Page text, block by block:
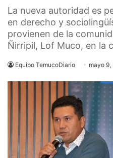
La nueva autoridad es
en derecho y
provienen de la
Ñirripil, Lof Muco, en la
Equipo TemucoDiario mayo 9,